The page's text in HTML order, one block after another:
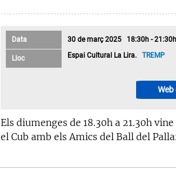
Data 30 de març 2025 18:30h - 21:30h
Lloc Espai Cultural La Lira. TREMP
Web
Els diumenges de 18.30h a 21.30h
el Cub amb els Amics del Ball del